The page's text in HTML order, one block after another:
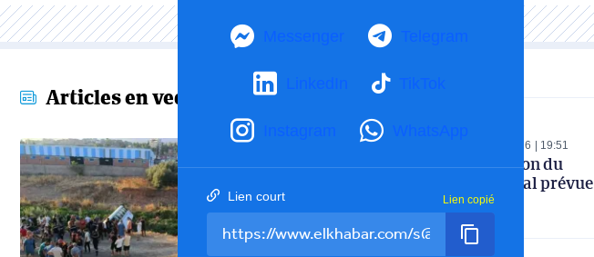
Messenger Telegram
LinkedIn TikTok
Instagram WhatsApp
Lien court Lien copié
Articles en vedette
05-08-2026 19:51
La convocation du
corps électoral prévue
fin août